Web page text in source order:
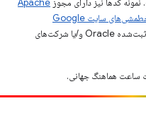
کدها نیز دارای مجوز Apache
خطمشی‌های سایت Google
مراجعه کنید. جاوا علامت تجاری ثبت‌شده Oracle و/یا شرکت‌های